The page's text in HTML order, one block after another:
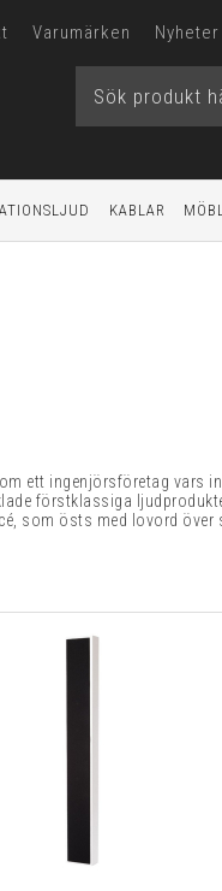
Varumärken Nyheter
KABLAR
ett ingenjörsföretag vars
förstklassiga
som östs med lovord